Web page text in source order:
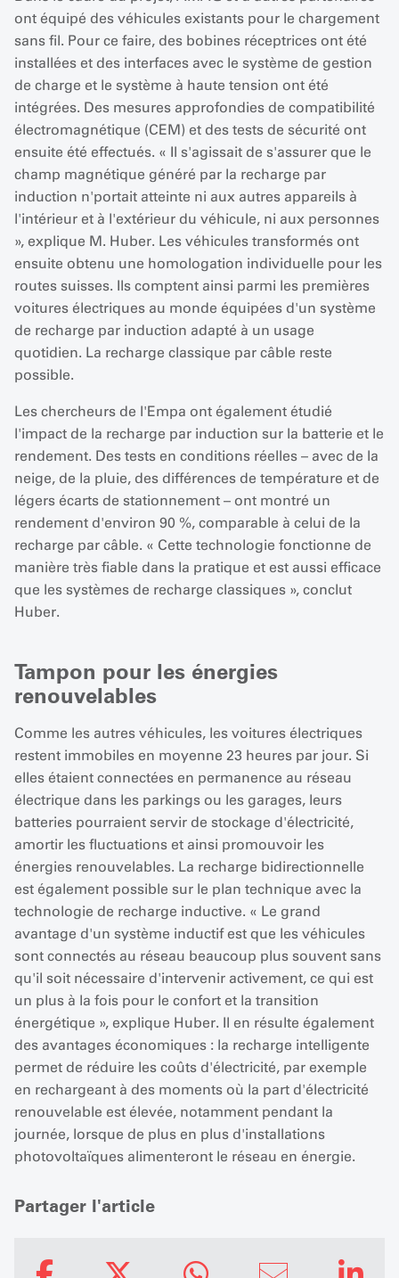
ont équipé des véhicules existants pour le chargement
sans fil. Pour ce faire, des bobines réceptrices ont été
installées et des interfaces avec le système de gestion
de charge et le système à haute tension ont été
intégrées. Des mesures approfondies de compatibilité
électromagnétique (CEM) et des tests de sécurité ont
ensuite été effectués. « Il s'agissait de s'assurer que le
champ magnétique généré par la recharge par
induction n'portait atteinte ni aux autres appareils à
l'intérieur et à l'extérieur du véhicule, ni aux personnes
», explique M. Huber. Les véhicules transformés ont
ensuite obtenu une homologation individuelle pour les
routes suisses. Ils comptent ainsi parmi les premières
voitures électriques au monde équipées d'un système
de recharge par induction adapté à un usage
quotidien. La recharge classique par câble reste
possible.
Les chercheurs de l'Empa ont également étudié
l'impact de la recharge par induction sur la batterie et le
rendement. Des tests en conditions réelles – avec de la
neige, de la pluie, des différences de température et de
légers écarts de stationnement – ont montré un
rendement d'environ 90 %, comparable à celui de la
recharge par câble. « Cette technologie fonctionne de
manière très fiable dans la pratique et est aussi efficace
que les systèmes de recharge classiques », conclut
Huber.
Tampon pour les énergies
renouvelables
Comme les autres véhicules, les voitures électriques
restent immobiles en moyenne 23 heures par jour. Si
elles étaient connectées en permanence au réseau
électrique dans les parkings ou les garages, leurs
batteries pourraient servir de stockage d'électricité,
amortir les fluctuations et ainsi promouvoir les
énergies renouvelables. La recharge bidirectionnelle
est également possible sur le plan technique avec la
technologie de recharge inductive. « Le grand
avantage d'un système inductif est que les véhicules
sont connectés au réseau beaucoup plus souvent sans
qu'il soit nécessaire d'intervenir activement, ce qui est
un plus à la fois pour le confort et la transition
énergétique », explique Huber. Il en résulte également
des avantages économiques : la recharge intelligente
permet de réduire les coûts d'électricité, par exemple
en rechargeant à des moments où la part d'électricité
renouvelable est élevée, notamment pendant la
journée, lorsque de plus en plus d'installations
photovoltaïques alimenteront le réseau en énergie.
Partager l'article